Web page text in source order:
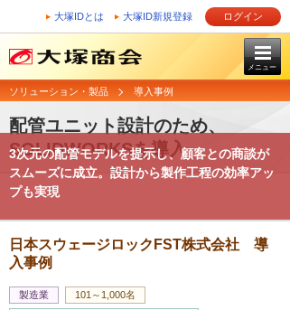
大塚IDとは 大塚ID新規登録 ログイン
メニュー
ソリューション・製品 導入事例
配管ユニット設計のため、
SOLIDWORKSを導入
3次元の配管モデルを提示し、顧客との商談が
スムーズに成立。設計から製作工程の効率アッ
プも実現
日本スウェージロックFST株式会社 導
入事例
製造業
101～1,000名